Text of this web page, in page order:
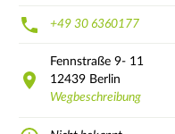
+49 30 6360177
Fennstraße 9- 11
12439 Berlin
Wegbeschreibung